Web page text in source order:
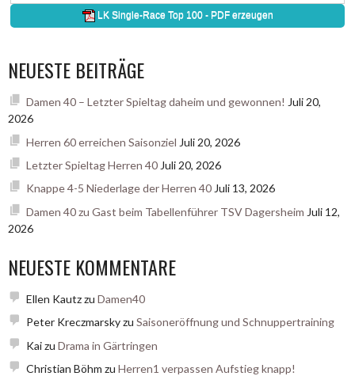
NEUESTE BEITRÄGE
Damen 40 – Letzter Spieltag daheim und gewonnen! Juli 20,
2026
Herren 60 erreichen Saisonziel Juli 20, 2026
Letzter Spieltag Herren 40 Juli 20, 2026
Knappe 4-5 Niederlage der Herren 40Juli 13, 2026
Damen 40 zu Gast beim Tabellenführer TSV Dagersheim Juli 12,
2026
NEUESTE KOMMENTARE
Ellen Kautzzu Damen40
Peter Kreczmarskyzu Saisoneröffnung und Schnuppertraining
Kaizu Drama in Gärtringen
Christian Böhm zu Herren1 verpassen Aufstieg knapp!